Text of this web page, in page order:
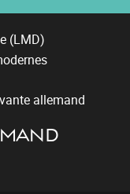
(LMD)
allemand